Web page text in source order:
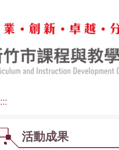
:::
活動成果